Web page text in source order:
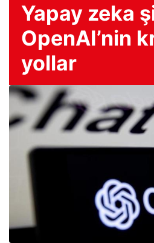
Yapay zeka
OpenAI’nin
yollar